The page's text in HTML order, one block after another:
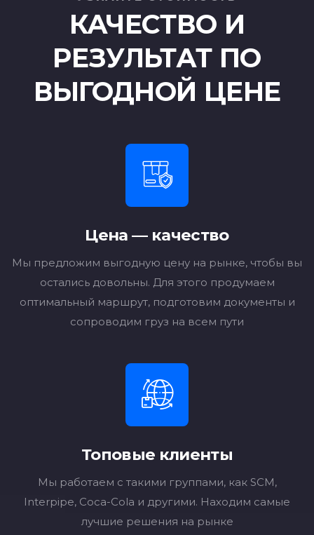
КАЧЕСТВО И
РЕЗУЛЬТАТ ПО
ВЫГОДНОЙ ЦЕНЕ
Цена — качество
Мы предложим выгодную цену на рынке, чтобы вы
остались довольны. Для этого продумаем
оптимальный маршрут, подготовим документы и
сопроводим груз на всем пути
Топовые клиенты
Мы работаем с такими группами, как SCM,
Interpipe, Coca-Cola и другими. Находим самые
лучшие решения на рынке